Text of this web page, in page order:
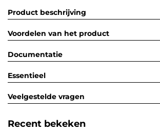
Product beschrijving
Voordelen van het product
Documentatie
Essentieel
Veelgestelde vragen
Recent bekeken